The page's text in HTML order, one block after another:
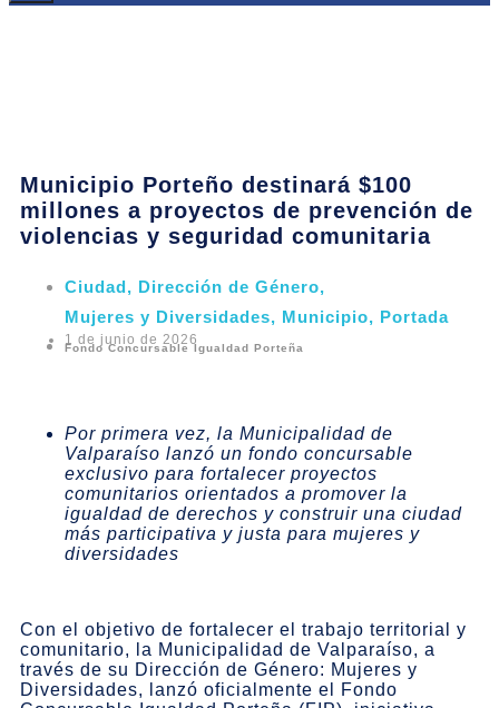
Municipio Porteño destinará $100
millones a proyectos de prevención de
violencias y seguridad comunitaria
Ciudad, Dirección de Género,
Mujeres y Diversidades, Municipio, Portada
1 de junio de 2026
Fondo Concursable Igualdad Porteña
Por primera vez, la Municipalidad de
Valparaíso lanzó un fondo concursable
exclusivo para fortalecer proyectos
comunitarios orientados a promover la
igualdad de derechos y construir una ciudad
más participativa y justa para mujeres y
diversidades
Con el objetivo de fortalecer el trabajo territorial y
comunitario, la Municipalidad de Valparaíso, a
través de su Dirección de Género: Mujeres y
Diversidades, lanzó oficialmente el Fondo